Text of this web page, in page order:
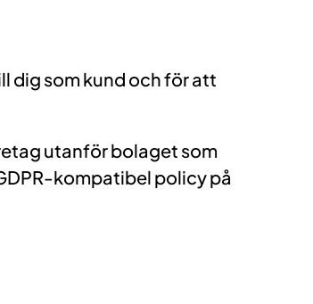
dig som kund och för att
utanför bolaget som
kompatibel policy på